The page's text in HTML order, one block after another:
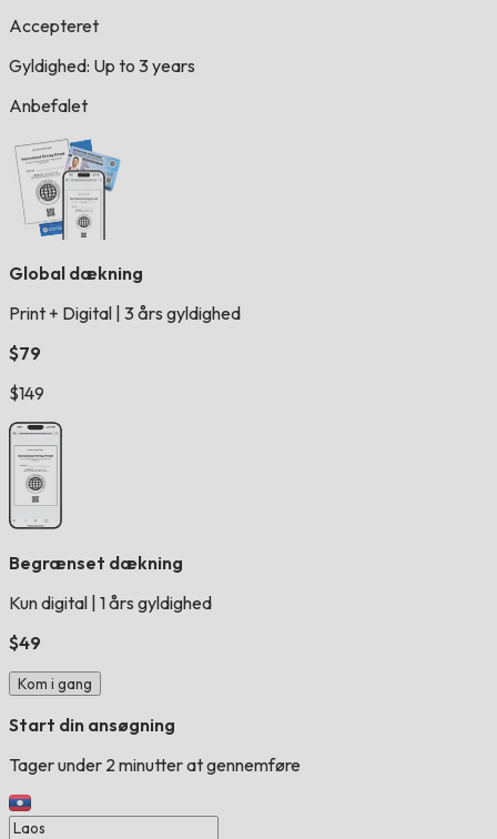
Accepteret
Gyldighed: Up to 3 years
Anbefalet
Global dækning
Print + Digital 3 års gyldighed
$79
$149
Begrænset dækning
Kun digital 1 års gyldighed
$49
Kom i gang
Start din ansøgning
Tager under 2 minutter at gennemføre